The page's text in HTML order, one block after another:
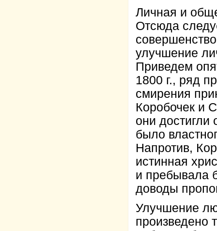
Личная и
Отсюда
улучшение
Приведем
1800 г., ряд
смирения
Коробочек и
они достигли
было
Напротив,
истинная
и пребывала
доводы
Улучшение
произведено